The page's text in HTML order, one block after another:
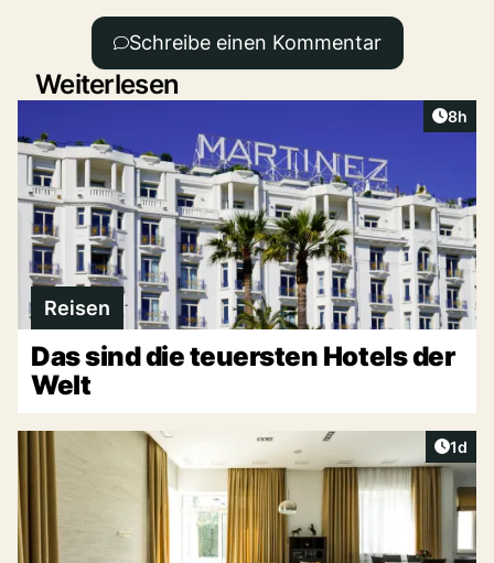
Schreibe einen Kommentar
Weiterlesen
8h
Reisen
Das sind die teuersten Hotels der
Welt
1d